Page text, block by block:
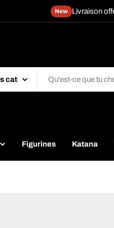
New Livraison
Figurines Katana